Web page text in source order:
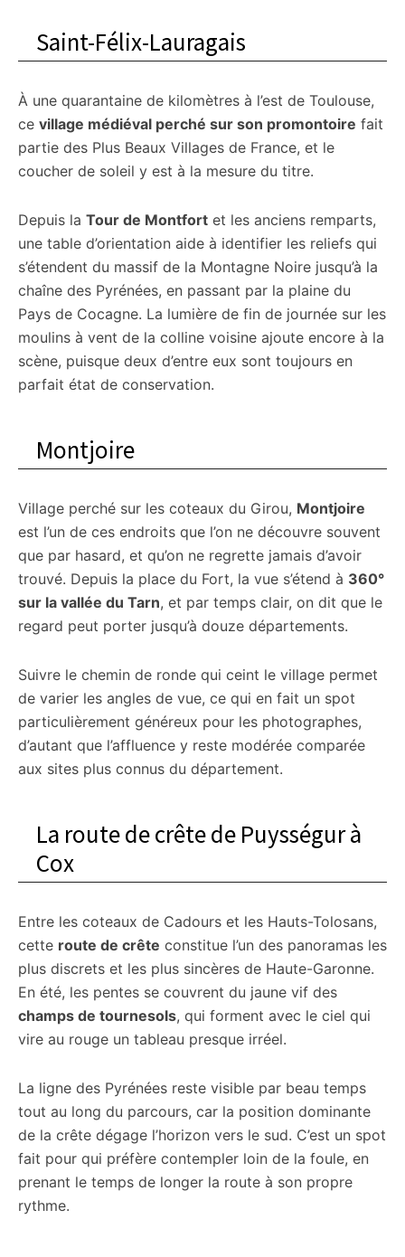
Saint-Félix-Lauragais
À une quarantaine de kilomètres à l’est de Toulouse,
ce village médiéval perché sur son promontoire fait
partie des Plus Beaux Villages de France, et le
coucher de soleil y est à la mesure du titre.
Depuis la Tour de Montfort et les anciens remparts,
une table d’orientation aide à identifier les reliefs qui
s’étendent du massif de la Montagne Noire jusqu’à la
chaîne des Pyrénées, en passant par la plaine du
Pays de Cocagne. La lumière de fin de journée sur les
moulins à vent de la colline voisine ajoute encore à la
scène, puisque deux d’entre eux sont toujours en
parfait état de conservation.
Montjoire
Village perché sur les coteaux du Girou, Montjoire
est l’un de ces endroits que l’on ne découvre souvent
que par hasard, et qu’on ne regrette jamais d’avoir
trouvé. Depuis la place du Fort, la vue s’étend à 360°
sur la vallée du Tarn, et par temps clair, on dit que le
regard peut porter jusqu’à douze départements.
Suivre le chemin de ronde qui ceint le village permet
de varier les angles de vue, ce qui en fait un spot
particulièrement généreux pour les photographes,
d’autant que l’affluence y reste modérée comparée
aux sites plus connus du département.
La route de crête de Puysségur à
Cox
Entre les coteaux de Cadours et les Hauts-Tolosans,
cette route de crête constitue l’un des panoramas les
plus discrets et les plus sincères de Haute-Garonne.
En été, les pentes se couvrent du jaune vif des
champs de tournesols, qui forment avec le ciel qui
vire au rouge un tableau presque irréel.
La ligne des Pyrénées reste visible par beau temps
tout au long du parcours, car la position dominante
de la crête dégage l’horizon vers le sud. C’est un spot
fait pour qui préfère contempler loin de la foule, en
prenant le temps de longer la route à son propre
rythme.